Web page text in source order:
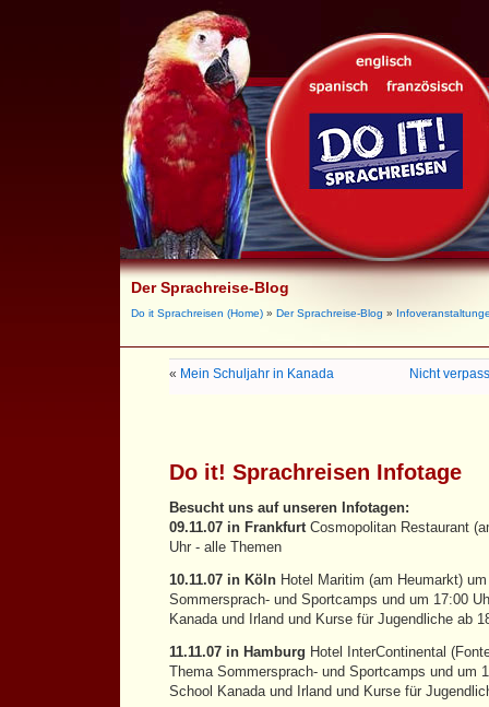
Der Sprachreise-Blog
Do it Sprachreisen (Home) » Der Sprachreise-Blog »
« Mein Schuljahr in Kanada Nicht
Do it! Sprachreisen Infotage
Besucht uns auf unseren Infotagen:
09.11.07 in Frankfurt Cosmopolitan Restaurant
Uhr - alle Themen
10.11.07 in Köln Hotel Maritim (am Heumarkt)
Sommersprach- und Sportcamps und um 17:00
Kanada und Irland und Kurse für Jugendliche ab
11.11.07 in Hamburg Hotel InterContinental
Thema Sommersprach- und Sportcamps und um
School Kanada und Irland und Kurse für